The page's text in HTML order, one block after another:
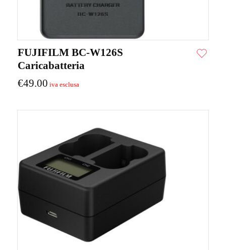
FUJIFILM BC-W126S
Caricabatteria
€49.00